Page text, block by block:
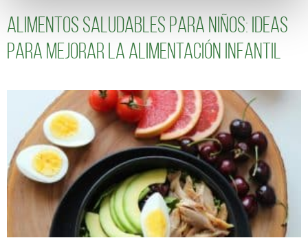
Alimentos saludables para niños: Ideas
para mejorar la alimentación infantil